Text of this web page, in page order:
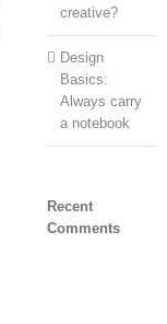
creative?
Design
Basics:
Always carry
a notebook
Recent
Comments